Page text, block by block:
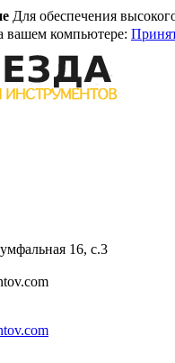
Для обеспечения
вашем компьютере:
16, с.3